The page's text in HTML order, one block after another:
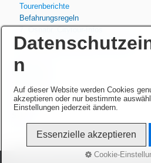
Tourenberichte
Befahrungsregeln
5. Osnabrücker Citytour - Bericht
Rennkajak
Senioren
n
Auf dieser Website werden Cookies
akzeptieren oder nur bestimmte
Einstellungen jederzeit ändern.
Essenzielle akzeptieren
Cookie-